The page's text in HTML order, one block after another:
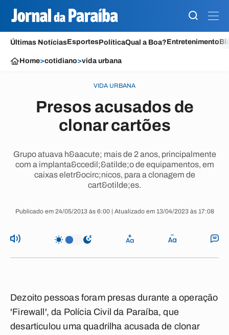
Últimas NotíciasEsportesPolíticaQual a Boa?Entretenimento
Home>cotidiano>vida urbana
VIDA URBANA
Presos acusados de
clonar cartões
Grupo atuava h&aacute; mais de 2 anos, principalmente
com a implanta&ccedil;&atilde;o de equipamentos, em
caixas eletr&ocirc;nicos, para a clonagem de
cart&otilde;es.
Publicado em 24/05/2013 às 6:00 | Atualizado em 13/04/2023 às 17:08
Dezoito pessoas foram presas durante a operação
'Firewall', da Polícia Civil da Paraíba, que
desarticulou uma quadrilha acusada de clonar